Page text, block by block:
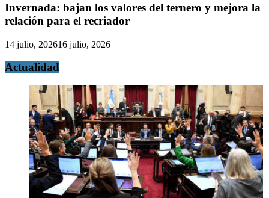
Invernada: bajan los valores del ternero y mejora la
relación para el recriador
14 julio, 202616 julio, 2026
Actualidad